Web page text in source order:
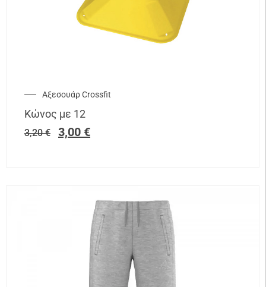
Αξεσουάρ Crossfit
Κώνος με 12
3,20€ 3,00 €